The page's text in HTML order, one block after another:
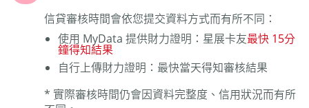
信貸審核時間會依您提交資料方式而有所不同：
使用 MyData 提供財力證明：星展卡友最快 15分
鐘得知結果
自行上傳財力證明：最快當天得知審核結果
* 實際審核時間仍會因資料完整度、信用狀況而有所